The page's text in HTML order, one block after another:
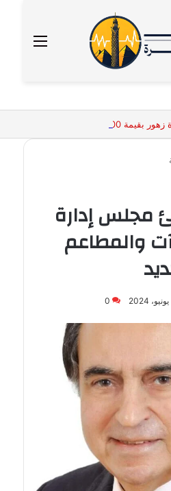
القائمة
مجلس إدارة
والمطاعم
0